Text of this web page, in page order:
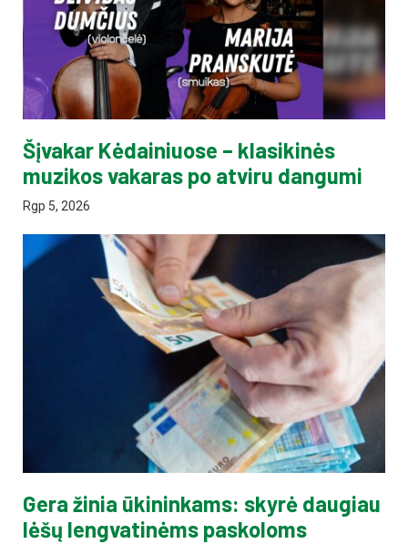
Šįvakar Kėdainiuose – klasikinės
muzikos vakaras po atviru dangumi
Rgp 5, 2026
Gera žinia ūkininkams: skyrė daugiau
lėšų lengvatinėms paskoloms